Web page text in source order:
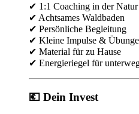
✔ 1:1 Coaching in der Natur
✔ Achtsames Waldbaden
✔ Persönliche Begleitung
✔ Kleine Impulse &
✔ Material für zu Hause
✔ Energieriegel für
💶 Dein Invest